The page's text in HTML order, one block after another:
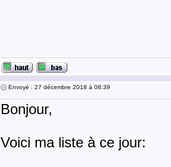
Envoyé : 27 décembre 2018 à 08:39
Bonjour,
Voici ma liste à ce jour: